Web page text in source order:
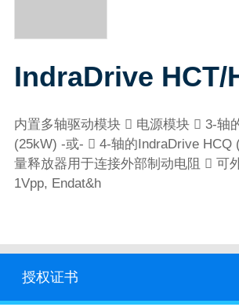
IndraDrive HCT/
内置多轴驱动模块  电源模块  3-轴
(25kW) -或-  4-轴的IndraDrive HCQ
量释放器用于连接外部制动电阻  可
1Vpp, Endat&h
授权证书